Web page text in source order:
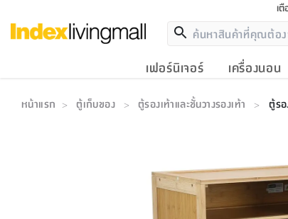
เ
เฟอร์นิเจอร์ เครื่องนอน
หน้าแรก > ตู้เก็บของ > ตู้รองเท้าและชั้นวางรองเท้า > ตู้ร